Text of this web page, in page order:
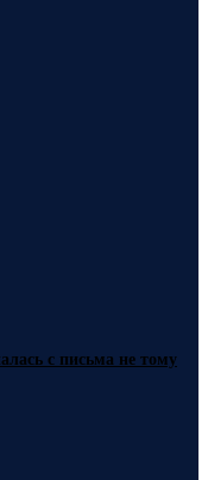
с письма не тому